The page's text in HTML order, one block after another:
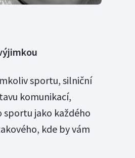
sportu, silniční
komunikací,
sportu jako každého
kde by vám